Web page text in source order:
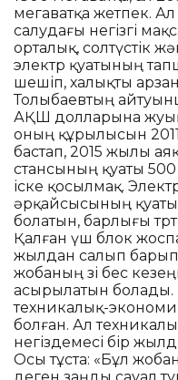
мегаватқа жетпек.
салудағы негізгі
орталық, солтүстік
электр қуатының
шешіп, халықты
Толыбаевтың
АҚШ долларына
оның құрылысын
бастап, 2015 жылы
стансының қуаты 500
іске қосылмақ.
әрқайсысының
болатын, барлығы
Қалған үш блок
жылдан салып барып
жобаның өзі бес
асырылатын болады.
техникалық-
болған. Ал
негіздемесі бір
Осы тұста: «Бұл
деген заңды сауал